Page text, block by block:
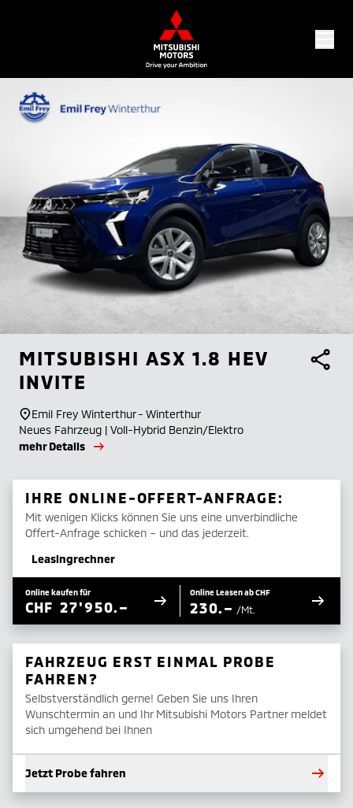
MITSUBISHI ASX 1.8 HEV
INVITE
Emil Frey Winterthur - Winterthur
Neues Fahrzeug | Voll-Hybrid Benzin/Elektro
mehr Details
IHRE ONLINE-OFFERT-ANFRAGE:
Mit wenigen Klicks können Sie uns eine unverbindliche
Offert-Anfrage schicken – und das jederzeit.
Leasingrechner
Online kaufen für
CHF 27'950.–
Online Leasen ab CHF
230.– /Mt.
FAHRZEUG ERST EINMAL PROBE
FAHREN?
Selbstverständlich gerne! Geben Sie uns Ihren
Wunschtermin an und Ihr Mitsubishi Motors Partner meldet
sich umgehend bei Ihnen
Jetzt Probe fahren